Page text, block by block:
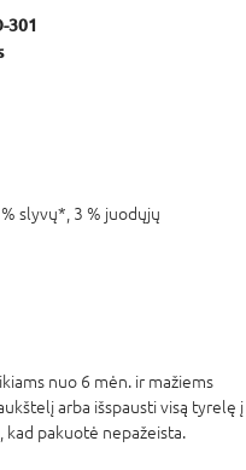
301
slyvų*, 3 % juodųjų
nuo 6 mėn. ir mažiems
arba išspausti visą tyrelę į
pakuotė nepažeista.